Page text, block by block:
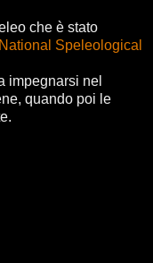
che è stato
Speleological
impegnarsi nel
quando poi le